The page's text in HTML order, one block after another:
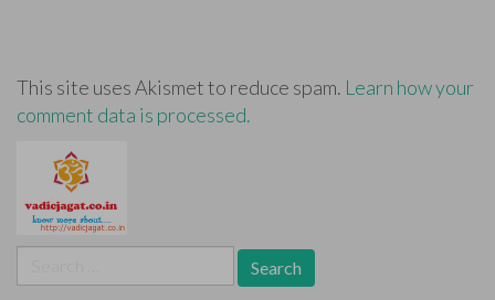
This site uses Akismet to reduce spam. Learn how your
comment data is processed.
for: